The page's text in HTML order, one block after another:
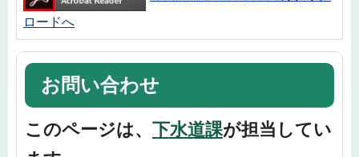
ロードへ
お問い合わせ
このページは、 下水道課が担当してい